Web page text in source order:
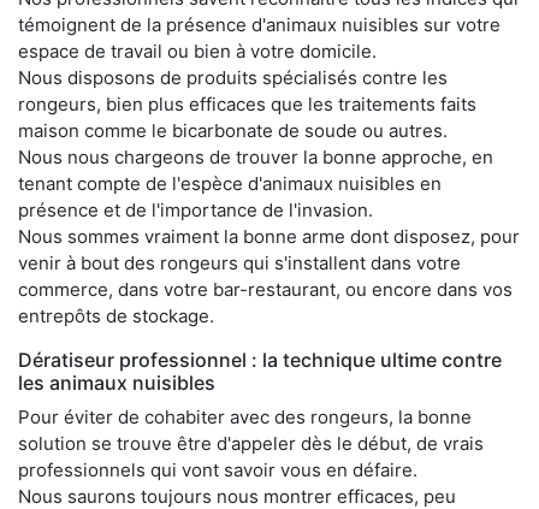
témoignent de la présence d'animaux nuisibles sur votre
espace de travail ou bien à votre domicile.
Nous disposons de produits spécialisés contre les
rongeurs, bien plus efficaces que les traitements faits
maison comme le bicarbonate de soude ou autres.
Nous nous chargeons de trouver la bonne approche, en
tenant compte de l'espèce d'animaux nuisibles en
présence et de l'importance de l'invasion.
Nous sommes vraiment la bonne arme dont disposez, pour
venir à bout des rongeurs qui s'installent dans votre
commerce, dans votre bar-restaurant, ou encore dans vos
entrepôts de stockage.
Dératiseur professionnel : la technique ultime contre
les animaux nuisibles
Pour éviter de cohabiter avec des rongeurs, la bonne
solution se trouve être d'appeler dès le début, de vrais
professionnels qui vont savoir vous en défaire.
Nous saurons toujours nous montrer efficaces, peu